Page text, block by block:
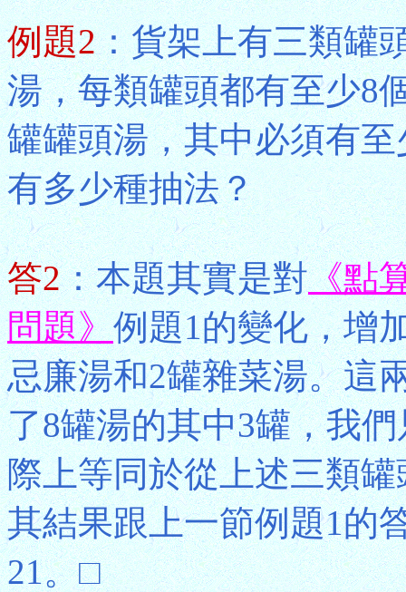
例題2：貨架上有三類罐
湯，每類罐頭都有至少8
罐罐頭湯，其中必須有
有多少種抽法？
答2：本題其實是對《點
問題》例題1的變化，增
忌廉湯和2罐雜菜湯。這
了8罐湯的其中3罐，我
際上等同於從上述三類
其結果跟上一節例題1的
21。□